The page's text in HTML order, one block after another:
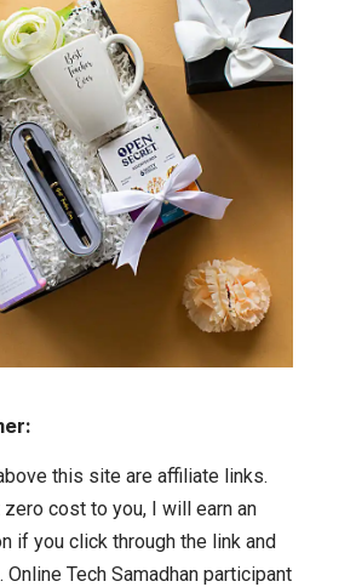
this site are affiliate links.
cost to you, I will earn an
if you click through the link and
Tech Samadhan participant